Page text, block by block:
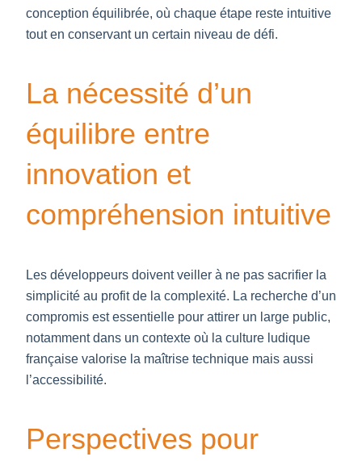
conception équilibrée, où chaque étape reste intuitive
tout en conservant un certain niveau de défi.
La nécessité d’un
équilibre entre
innovation et
compréhension intuitive
Les développeurs doivent veiller à ne pas sacrifier la
simplicité au profit de la complexité. La recherche d’un
compromis est essentielle pour attirer un large public,
notamment dans un contexte où la culture ludique
française valorise la maîtrise technique mais aussi
l’accessibilité.
Perspectives pour